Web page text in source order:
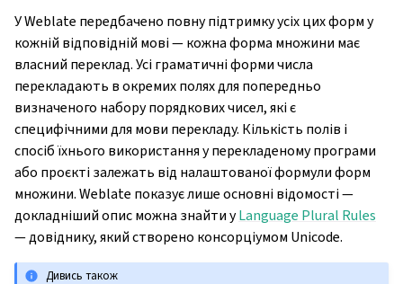
У Weblate передбачено повну підтримку усіх цих форм у
кожній відповідній мові — кожна форма множини має
власний переклад. Усі граматичні форми числа
перекладають в окремих полях для попередньо
визначеного набору порядкових чисел, які є
специфічними для мови перекладу. Кількість полів і
спосіб їхнього використання у перекладеному програми
або проєкті залежать від налаштованої формули форм
множини. Weblate показує лише основні відомості —
докладніший опис можна знайти уLanguage Plural Rules
— довіднику, який створено консорціумом Unicode.
Дивись також